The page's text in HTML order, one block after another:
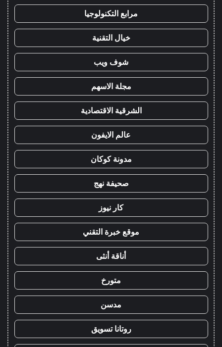
مرابع التكنولوجيا
خيال التقنية
شوف ويب
مجلة الاسهم
الشرقية الاقتصادية
عالم الايفون
مدونة كوكان
صحيفة نهج
كار نيوز
موقع خبرة التقني
أناقة أنثى
متورخ
مدسن
روتانا تسويق